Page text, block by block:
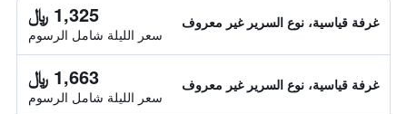
غرفة قياسية، نوع السرير غير معروف 1,325 ﷼
سعر الليلة شامل الرسوم
غرفة قياسية، نوع السرير غير معروف 1,663 ﷼
سعر الليلة شامل الرسوم